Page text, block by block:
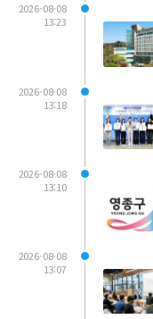
2026-08-08
13:23
2026-08-08
13:18
2026-08-08
13:10
2026-08-08
13:07